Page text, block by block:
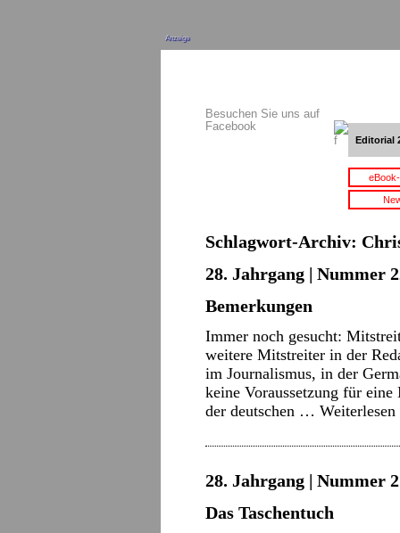
Anzeige
Besuchen Sie uns auf
Facebook
Editorial
Schlagwort-Archiv:
28. Jahrgang | Nummer
Bemerkungen
Immer noch gesucht:
weitere Mitstreiter in der
im Journalismus, in der
keine Voraussetzung für
der deutschen … Weiterlesen
28. Jahrgang | Nummer
Das Taschentuch